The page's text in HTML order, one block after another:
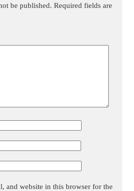
be published. Required fields are
and website in this browser for the